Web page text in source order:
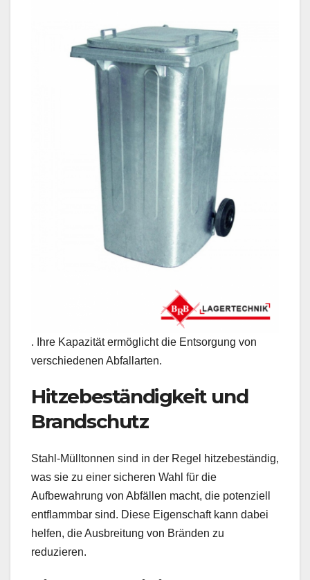
. Ihre Kapazität ermöglicht die Entsorgung von
verschiedenen Abfallarten.
Hitzebeständigkeit und
Brandschutz
Stahl-Mülltonnen sind in der Regel hitzebeständig,
was sie zu einer sicheren Wahl für die
Aufbewahrung von Abfällen macht, die potenziell
entflammbar sind. Diese Eigenschaft kann dabei
helfen, die Ausbreitung von Bränden zu
reduzieren.